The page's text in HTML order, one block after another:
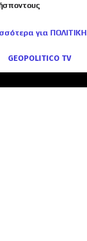
για ΠΟΛΙΤΙΚΗ
GEOPOLITICO TV